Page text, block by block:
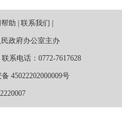
助 | 联系我们 |
政府办公室主办
系电话：0772-7617628
45022202000009号